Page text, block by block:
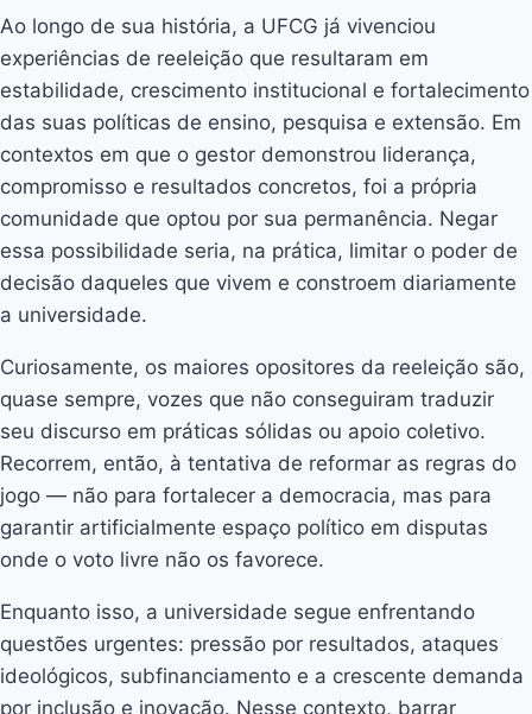
Ao longo de sua história, a UFCG já vivenciou
experiências de reeleição que resultaram em
estabilidade, crescimento institucional e fortalecimento
das suas políticas de ensino, pesquisa e extensão. Em
contextos em que o gestor demonstrou liderança,
compromisso e resultados concretos, foi a própria
comunidade que optou por sua permanência. Negar
essa possibilidade seria, na prática, limitar o poder de
decisão daqueles que vivem e constroem diariamente
a universidade.
Curiosamente, os maiores opositores da reeleição são,
quase sempre, vozes que não conseguiram traduzir
seu discurso em práticas sólidas ou apoio coletivo.
Recorrem, então, à tentativa de reformar as regras do
jogo — não para fortalecer a democracia, mas para
garantir artificialmente espaço político em disputas
onde o voto livre não os favorece.
Enquanto isso, a universidade segue enfrentando
questões urgentes: pressão por resultados, ataques
ideológicos, subfinanciamento e a crescente demanda
por inclusão e inovação. Nesse contexto, barrar